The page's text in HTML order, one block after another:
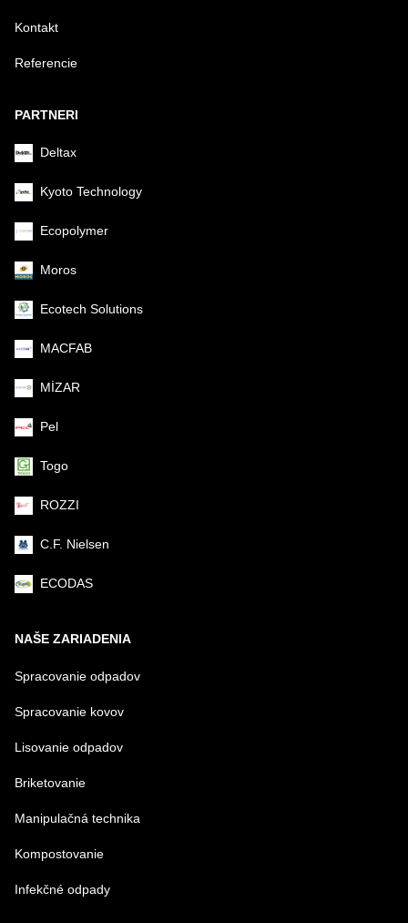
Kontakt
Referencie
PARTNERI
Deltax
Kyoto Technology
Ecopolymer
Moros
Ecotech Solutions
MACFAB
MİZAR
Pel
Togo
ROZZI
C.F. Nielsen
ECODAS
NAŠE ZARIADENIA
Spracovanie odpadov
Spracovanie kovov
Lisovanie odpadov
Briketovanie
Manipulačná technika
Kompostovanie
Infekčné odpady